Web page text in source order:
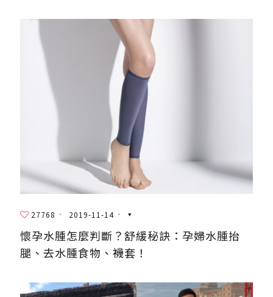
27768 2019-11-14
懷孕水腫怎麼判斷？舒緩秘訣：孕婦水腫抬
腿、去水腫食物、襪套！